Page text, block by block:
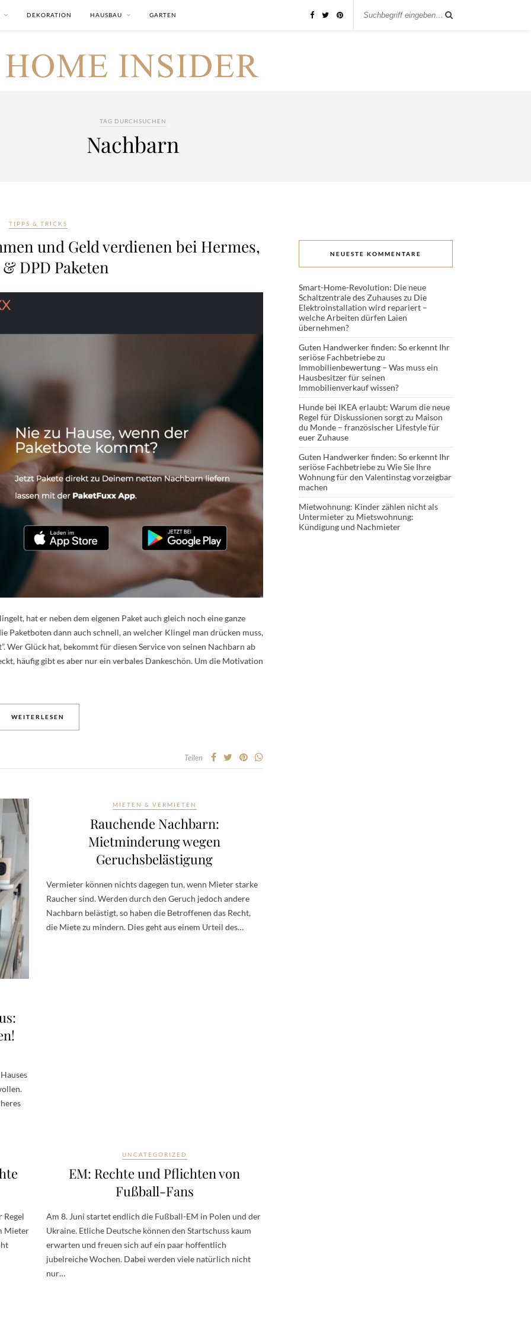
DEKORATION HAUSBAU GARTEN
TAG DURCHSUCHEN
Nachbarn
TIPPS & TRICKS
und Geld verdienen bei Hermes,
DPD Paketen
hat er neben dem eigenen Paket auch gleich noch eine ganze
Paketboten dann auch schnell, an welcher Klingel man drücken muss,
Wer Glück hat, bekommt für diesen Service von seinen Nachbarn ab
häufig gibt es aber nur ein verbales Dankeschön. Um die Motivation
WEITERLESEN
Teilen
MIETEN & VERMIETEN
Rauchende Nachbarn:
Mietminderung wegen
Geruchsbelästigung
Vermieter können nichts dagegen tun, wenn Mieter starke
Raucher sind. Werden durch den Geruch jedoch andere
Nachbarn belästigt, so haben die Betroffenen das Recht,
die Miete zu mindern. Dies geht aus einem Urteil des…
Regel
Mieter
UNCATEGORIZED
EM: Rechte und Pflichten von
Fußball-Fans
Am 8. Juni startet endlich die Fußball-EM in Polen und der
Ukraine. Etliche Deutsche können den Startschuss kaum
erwarten und freuen sich auf ein paar hoffentlich
jubelreiche Wochen. Dabei werden viele natürlich nicht
nur…
NEUESTE KOMMENTARE
Smart-Home-Revolution: Die neue
Schaltzentrale des Zuhauseszu Die
Elektroinstallation wird repariert –
welche Arbeiten dürfen Laien
übernehmen?
Guten Handwerker finden: So erkennt Ihr
seriöse Fachbetriebezu
Immobilienbewertung – Was muss ein
Hausbesitzer für seinen
Immobilienverkauf wissen?
Hunde bei IKEA erlaubt: Warum die neue
Regel für Diskussionen sorgtzu Maison
du Monde – französischer Lifestyle für
euer Zuhause
Guten Handwerker finden: So erkennt Ihr
seriöse Fachbetriebezu Wie Sie Ihre
Wohnung für den Valentinstag vorzeigbar
machen
Mietwohnung: Kinder zählen nicht als
Untermieterzu Mietswohnung:
Kündigung und Nachmieter